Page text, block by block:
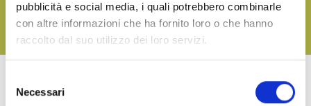
pubblicità e social media, i quali potrebbero combinarle
con altre informazioni che ha fornito loro o che hanno
raccolto dal suo utilizzo dei loro servizi.
delNecessari
LADEN SIE
WEITERE PRODUKTE VON LINEA TERRA